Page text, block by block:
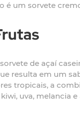
é um sorvete
de açaí
resulta em um
tropicais, a
uva, melancia